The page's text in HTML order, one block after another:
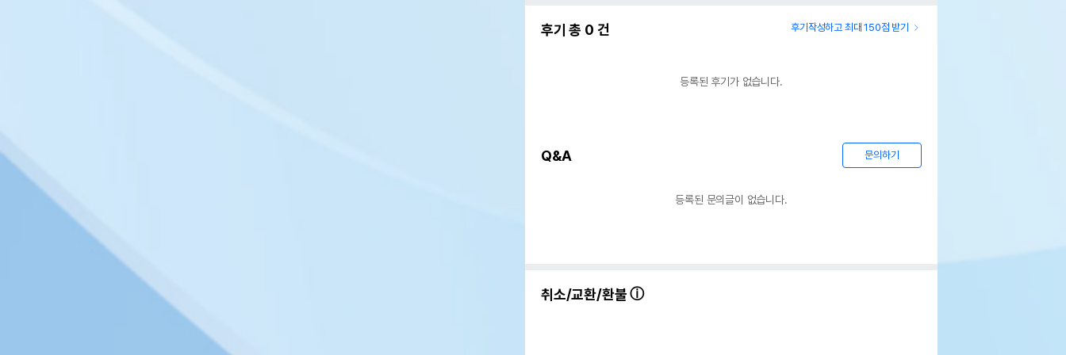
후기 총 0 건 후기작성하고 최대 150점 받기
등록된 후기가 없습니다.
Q&A 문의하기
등록된 문의글이 없습니다.
취소/교환/환불